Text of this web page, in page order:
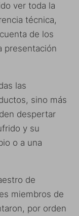
ver toda la
técnica,
de los
presentación
las
sino más
despertar
y su
o a una
de
miembros de
por orden